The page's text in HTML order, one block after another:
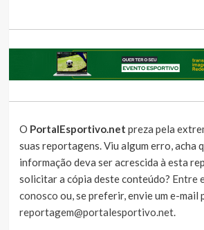
O PortalEsportivo.net preza pela
suas reportagens. Viu algum erro, acha
informação deva ser acrescida à esta
solicitar a cópia deste conteúdo? Entre
conosco ou, se preferir, envie um e-mail
reportagem@portalesportivo.net.